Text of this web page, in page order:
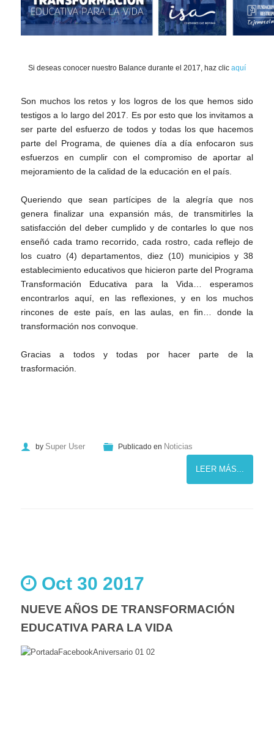
Si deseas conocer nuestro Balance durante el 2017, haz clic aquí
Son muchos los retos y los logros de los que hemos sido
testigos a lo largo del 2017. Es por esto que los invitamos a
ser parte del esfuerzo de todos y todas los que hacemos
parte del Programa, de quienes día a día enfocaron sus
esfuerzos en cumplir con el compromiso de aportar al
mejoramiento de la calidad de la educación en el país.
Queriendo que sean partícipes de la alegría que nos
genera finalizar una expansión más, de transmitirles la
satisfacción del deber cumplido y de contarles lo que nos
enseñó cada tramo recorrido, cada rostro, cada reflejo de
los cuatro (4) departamentos, diez (10) municipios y 38
establecimiento educativos que hicieron parte del Programa
Transformación Educativa para la Vida… esperamos
encontrarlos aquí, en las reflexiones, y en los muchos
rincones de este país, en las aulas, en fin… donde la
transformación nos convoque.
Gracias a todos y todas por hacer parte de la
trasformación.
by Super User Publicado en Noticias
LEER MÁS...
Oct 30 2017
NUEVE AÑOS DE TRANSFORMACIÓN
EDUCATIVA PARA LA VIDA